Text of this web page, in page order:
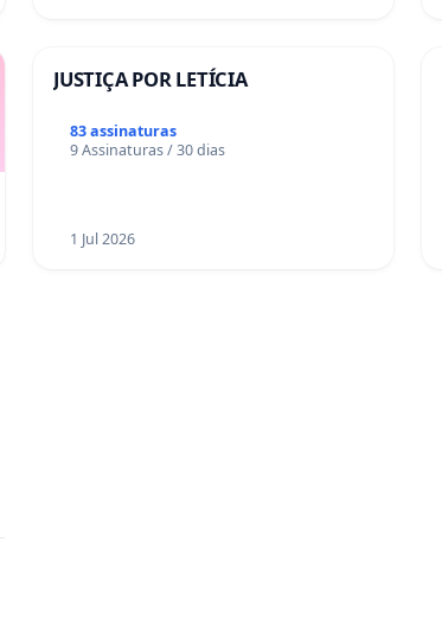
JUSTIÇA POR LETÍCIA
83 assinaturas
9 Assinaturas / 30 dias
1 Jul 2026